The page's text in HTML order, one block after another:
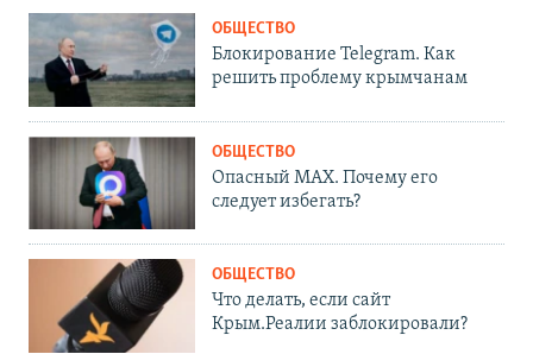
ОБЩЕСТВО
Блокирование Telegram. Как
решить проблему крымчанам
ОБЩЕСТВО
Опасный MAX. Почему его
следует избегать?
ОБЩЕСТВО
Что делать, если сайт
Крым.Реалии заблокировали?